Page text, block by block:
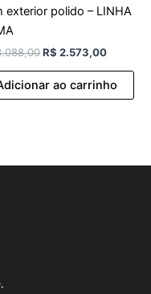
exterior polido – LINHA
R$ 2.573,00
ao carrinho